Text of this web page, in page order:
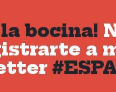
la bocina!
a